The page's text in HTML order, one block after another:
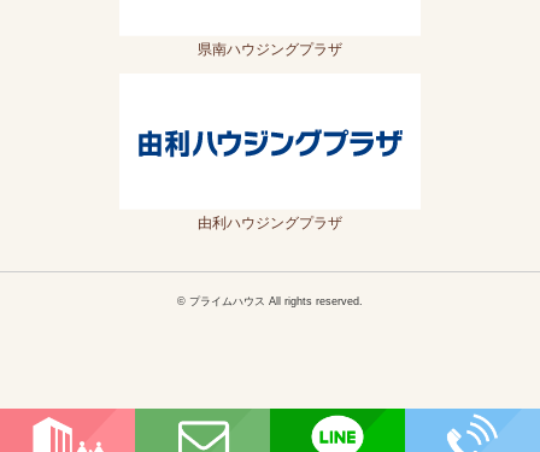
県南ハウジングプラザ
由利ハウジングプラザ
© プライムハウス All rights reserved.